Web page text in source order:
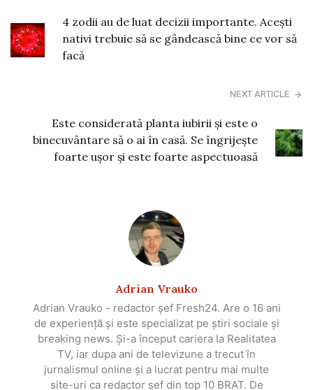
4 zodii au de luat decizii importante. Acești
nativi trebuie să se gândească bine ce vor să
facă
NEXT ARTICLE
Este considerată planta iubirii și este o
binecuvântare să o ai în casă. Se îngrijește
foarte ușor și este foarte aspectuoasă
Adrian Vrauko
Adrian Vrauko - redactor șef Fresh24. Are o 16 ani
de experiență și este specializat pe știri sociale și
breaking news. Și-a început cariera la Realitatea
TV, iar dupa ani de televizune a trecut în
jurnalismul online și a lucrat pentru mai multe
site-uri ca redactor șef din top 10 BRAT. De